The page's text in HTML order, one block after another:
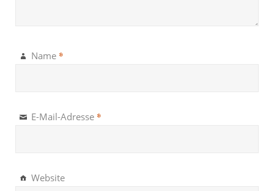
Name *
E-Mail-Adresse *
Website